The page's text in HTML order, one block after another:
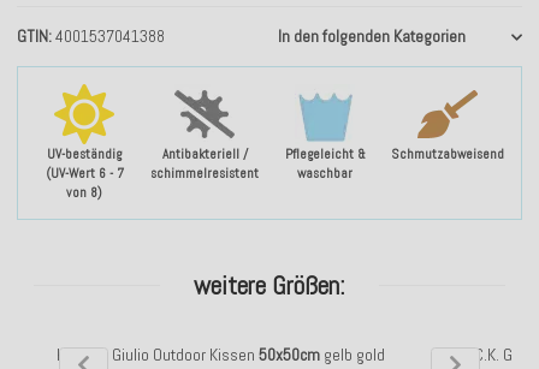
UV-beständig
(UV-Wert 6 - 7
von 8)
Antibakteriell /
schimmelresistent
Pflegeleicht &
waschbar
Schmutzabweisend
GTIN 4001537041388 In den folgenden Kategorien
weitere Größen:
H.O.C.K. Giulio Outdoor Kissen 50x50cm gelb gold H.O.C.K.